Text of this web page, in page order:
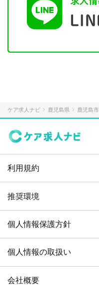
ケア求人ナビ 鹿児島県 鹿児島市
利用規約
推奨環境
個人情報保護方針
個人情報の取扱い
会社概要